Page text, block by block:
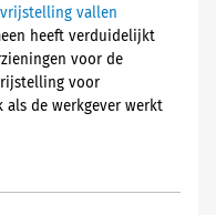
vallen
heeft verduidelijkt
voor de
voor
de werkgever werkt